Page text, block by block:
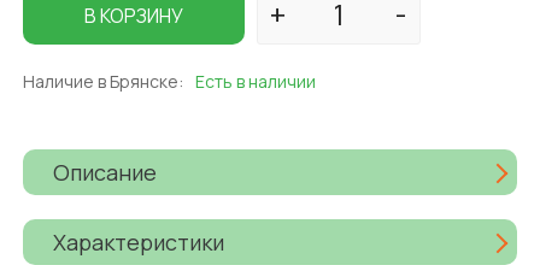
В КОРЗИНУ
Наличие в Брянске: Есть в наличии
Описание
Характеристики